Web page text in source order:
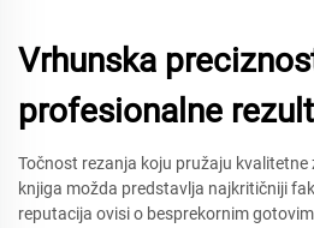
Vrhunska
profesionalne
Točnost rezanja koju pružaju kvalitetne
knjiga možda predstavlja najkritičniji
reputacija ovisi o besprekornim